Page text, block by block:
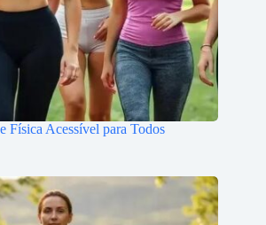
Física Acessível para Todos